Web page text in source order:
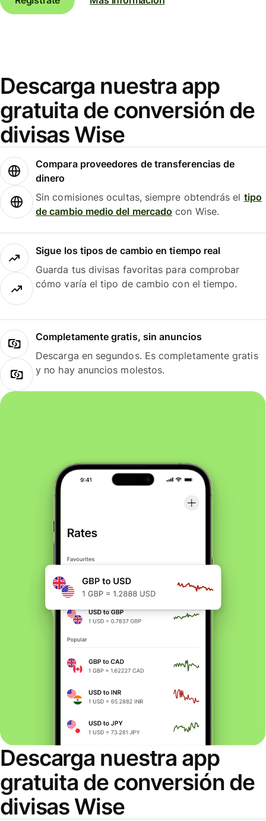
Descarga nuestra app
gratuita de conversión de
divisas Wise
Compara proveedores de transferencias de
dinero
Sin comisiones ocultas, siempre obtendrás el tipo
de cambio medio del mercado con Wise.
Sigue los tipos de cambio en tiempo real
Guarda tus divisas favoritas para comprobar
cómo varía el tipo de cambio con el tiempo.
Completamente gratis, sin anuncios
Descarga en segundos. Es completamente gratis
y no hay anuncios molestos.
Descarga nuestra app
gratuita de conversión de
divisas Wise